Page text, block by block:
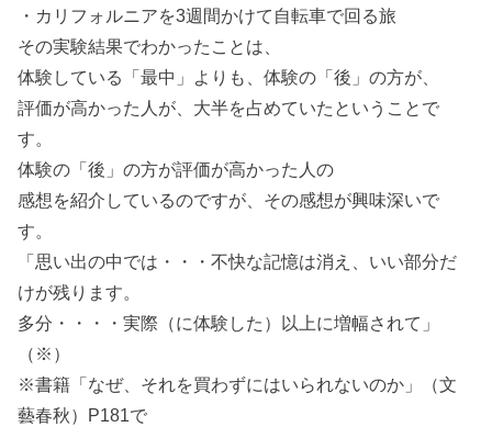
・カリフォルニアを3週間かけて自転車で回る旅
その実験結果でわかったことは、
体験している「最中」よりも、体験の「後」の方が、
評価が高かった人が、大半を占めていたということで
す。
体験の「後」の方が評価が高かった人の
感想を紹介しているのですが、その感想が興味深いで
す。
「思い出の中では・・・不快な記憶は消え、いい部分だ
けが残ります。
多分・・・・実際（に体験した）以上に増幅されて」
（※）
※書籍「なぜ、それを買わずにはいられないのか」（文
藝春秋）P181で